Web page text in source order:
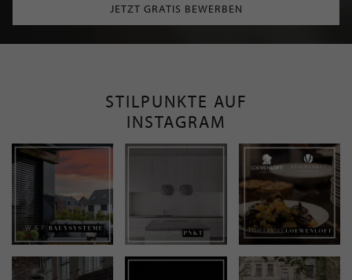
JETZT GRATIS BEWERBEN
STILPUNKTE AUF
INSTAGRAM